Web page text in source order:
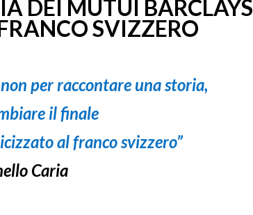
DEI MUTUI BARCLAYS
SVIZZERO
on per raccontare una storia,
il finale
al franco svizzero”
Caria